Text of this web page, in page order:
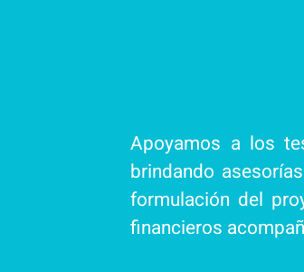
Apoyamos a los
brindando
formulación del
financieros